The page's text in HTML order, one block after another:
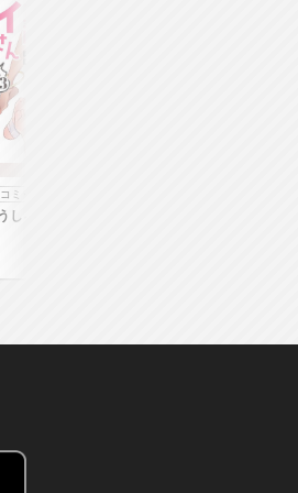
コミック
うしろの正面カムイさん